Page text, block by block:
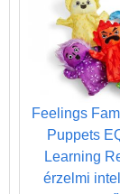
Feelings
Puppets
Learning
érzelmi